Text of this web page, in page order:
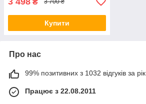
3 700 ₴
Купити
Про нас
99% позитивних з 1032 відгуків за рік
Працює з 22.08.2011